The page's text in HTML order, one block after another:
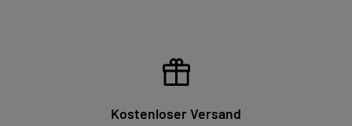
Kostenloser Versand